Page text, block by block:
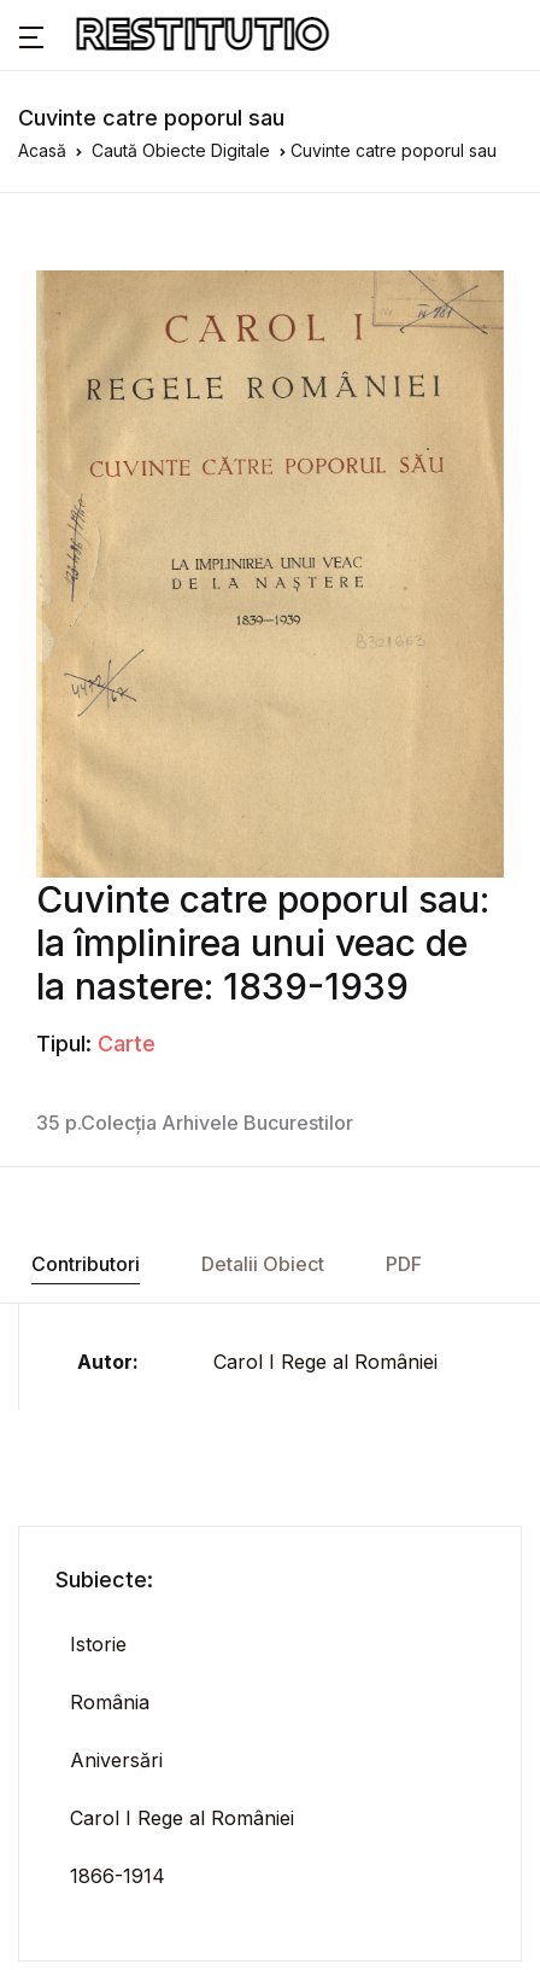
Cuvinte catre poporul sau
Acasă Caută Obiecte Digitale Cuvinte catre poporul sau
Cuvinte catre poporul sau:
la împlinirea unui veac de
la nastere: 1839-1939
Tipul: Carte
35 p.Colecția Arhivele Bucurestilor
Contributori Detalii Obiect PDF
Autor: Carol I Rege al României
Subiecte:
Istorie
România
Aniversări
Carol I Rege al României
1866-1914